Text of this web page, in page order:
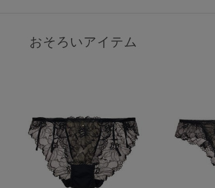
おそろいアイテム